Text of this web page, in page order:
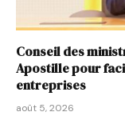
Conseil des
Apostille pour
entreprises
août 5, 2026